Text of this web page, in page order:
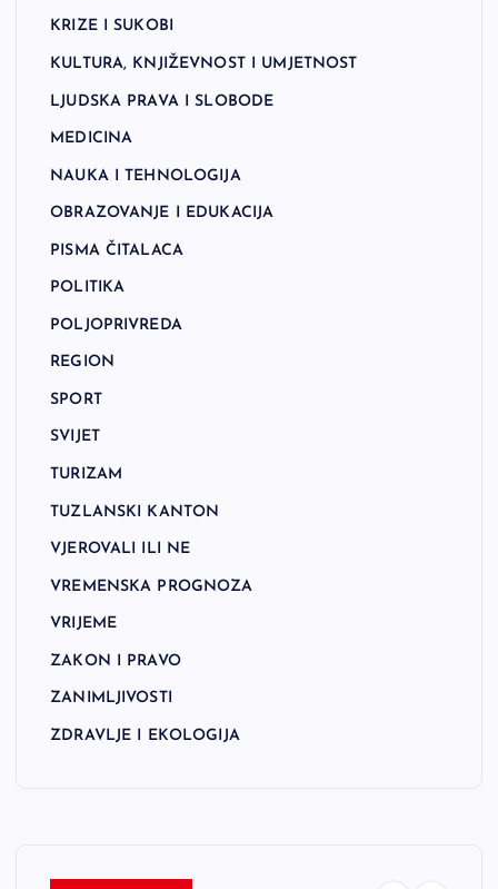
KRIZE I SUKOBI
KULTURA, KNJIŽEVNOST I UMJETNOST
LJUDSKA PRAVA I SLOBODE
MEDICINA
NAUKA I TEHNOLOGIJA
OBRAZOVANJE I EDUKACIJA
PISMA ČITALACA
POLITIKA
POLJOPRIVREDA
REGION
SPORT
SVIJET
TURIZAM
TUZLANSKI KANTON
VJEROVALI ILI NE
VREMENSKA PROGNOZA
VRIJEME
ZAKON I PRAVO
ZANIMLJIVOSTI
ZDRAVLJE I EKOLOGIJA